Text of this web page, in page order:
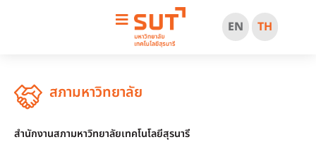
EN TH
สภามหาวิทยาลัย
สำนักงานสภามหาวิทยาลัยเทคโนโลยีสุรนารี